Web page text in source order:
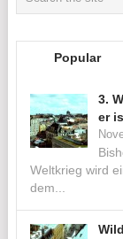
Popular
3.
er
Weltkrieg wird
dem...